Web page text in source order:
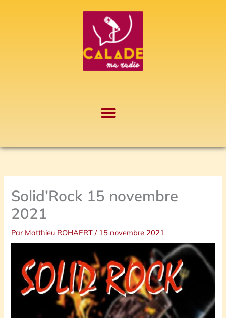
Solid’Rock 15 novembre
2021
Par Matthieu ROHAERT/ 15 novembre 2021